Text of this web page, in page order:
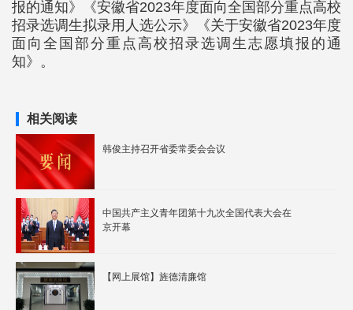
报的通知》《安徽省2023年度面向全国部分重点高校
招录选调生拟录用人选公示》《关于安徽省2023年度
面向全国部分重点高校招录选调生志愿填报的通
知》。
相关阅读
韩俊主持召开省委常委会会议
中国共产主义青年团第十九次全国代表大会在
京开幕
【网上展馆】旌德清廉馆